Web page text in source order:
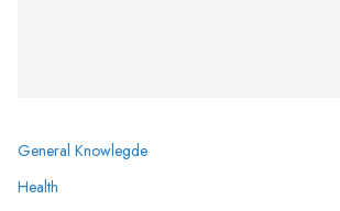
General Knowlegde
Health